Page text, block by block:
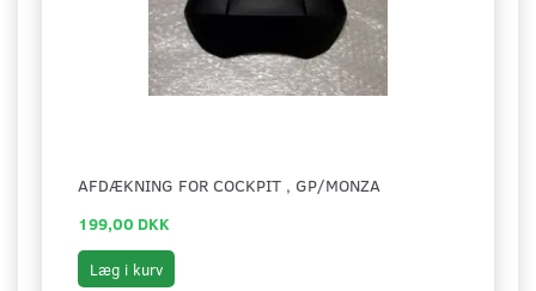
AFDÆKNING FOR COCKPIT , GP/MONZA
199,00 DKK
Læg i kurv